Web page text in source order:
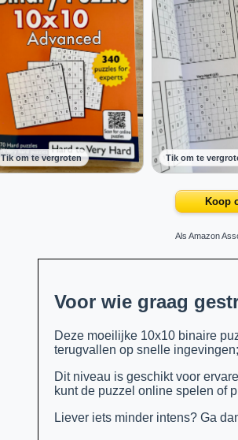
Tik om te vergroten Tik om te
Koop
Als Amazon
Voor wie graag
Deze moeilijke 10x10 binaire
terugvallen op snelle
Dit niveau is geschikt voor
kunt de puzzel online spelen of
Liever iets minder intens? Ga